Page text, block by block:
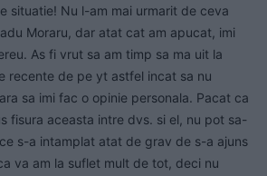
situatie! Nu l-am mai urmarit de ceva
Moraru, dar atat cat am apucat, imi
As fi vrut sa am timp sa ma uit la
recente de pe yt astfel incat sa nu
sa imi fac o opinie personala. Pacat ca
fisura aceasta intre dvs. si el, nu pot sa-
s-a intamplat atat de grav de s-a ajuns
va am la suflet mult de tot, deci nu